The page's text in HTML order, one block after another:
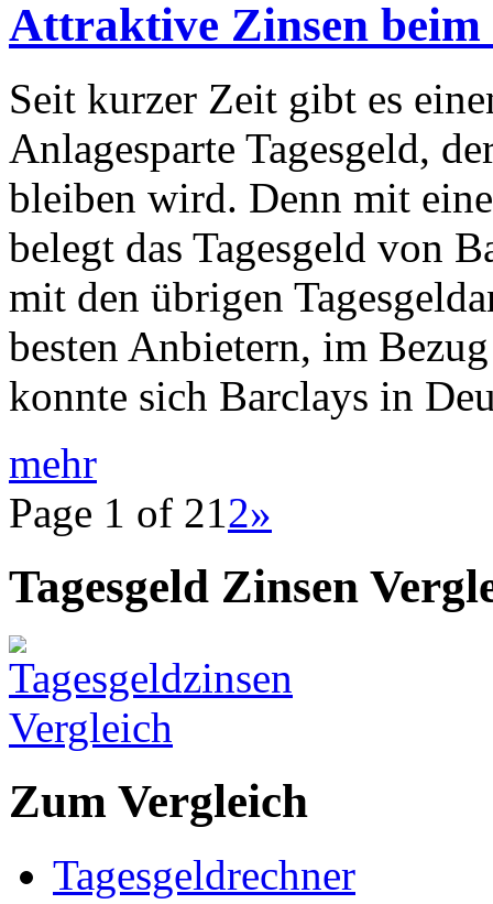
Attraktive Zinsen beim
Seit kurzer Zeit gibt es
Anlagesparte Tagesgeld,
bleiben wird. Denn mit
belegt das Tagesgeld von
mit den übrigen
besten Anbietern, im
konnte sich Barclays in
mehr
Page 1 of 212»
Tagesgeld Zinsen
Zum Vergleich
Tagesgeldrechner